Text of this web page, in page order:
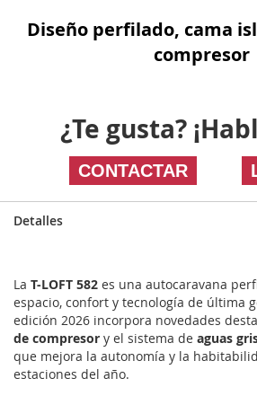
Diseño perfilado, cama
compresor
¿Te gusta?
CONTACTAR
Detalles
La T-LOFT 582 es una autocaravana
espacio, confort y tecnología de última
edición 2026 incorpora novedades
de compresor y el sistema de aguas
que mejora la autonomía y la
estaciones del año.